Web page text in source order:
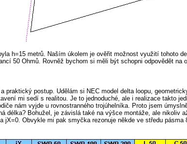
h=15 metrů. Naším úkolem je ověřit možnost využití tohoto
50 Ohmů. Rovněž bychom si měli být schopni odpovědět na
postup. Udělám si NEC model delta loopu,
mi sedí s realitou. Je to jednoduché, ale i realizace takto
nám vyjde u rovnostranného trojúhelníka. Proto jsem
Bohužel, je závislá také na výšce montáže, ale nikoliv
Obvykle mi pak smyčka rezonuje někde ve středu